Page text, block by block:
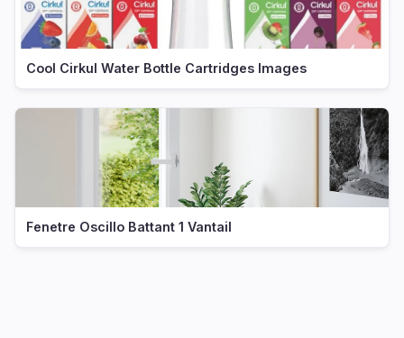
Cool Cirkul Water Bottle Cartridges Images
Fenetre Oscillo Battant 1 Vantail